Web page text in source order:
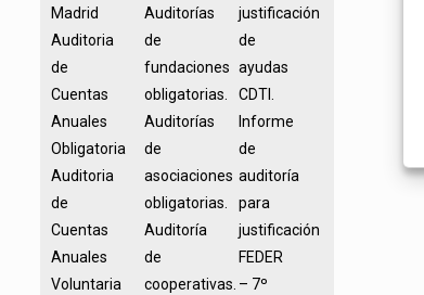
Madrid
Auditoria
de
Cuentas
Anuales
Obligatoria
Auditoria
de
Cuentas
Anuales
Voluntaria
Auditorías
de
fundaciones
obligatorias.
Auditorías
de
asociaciones
obligatorias.
Auditoría
de
cooperativas.
justificación
de
ayudas
CDTI.
Informe
de
auditoría
para
justificación
FEDER
– 7º